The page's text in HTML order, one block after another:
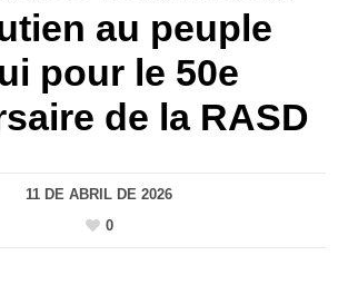
au peuple
pour le 50e
de la RASD
11 DE ABRIL DE 2026
0